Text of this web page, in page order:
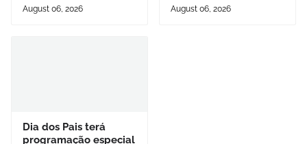
August 06, 2026 August 06, 2026
Dia dos Pais terá
programação especial